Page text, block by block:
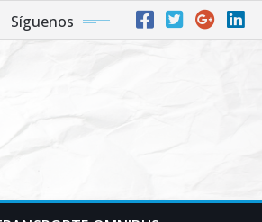
Síguenos